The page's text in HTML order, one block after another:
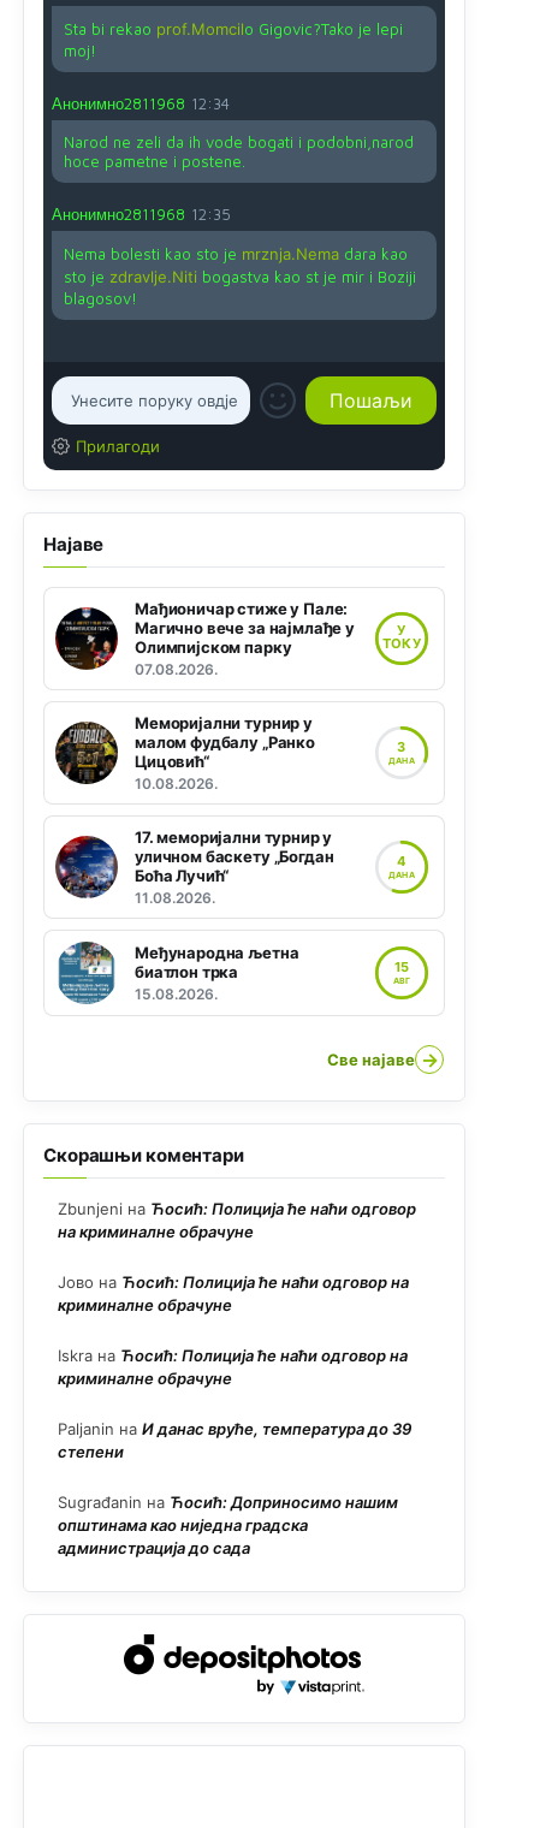
Sta bi rekao prof.Momcilo Gigovic?Tako je lepi
moj!
Анонимно2811968 12:34
Narod ne zeli da ih vode bogati i podobni,narod
hoce pametne i postene.
Анонимно2811968 12:35
Nema bolesti kao sto je mrznja.Nemadara kao
sto je zdravlje.Niti bogastva kao st je mir i Boziji
blagosov!
Прилагоди
Најаве
Мађионичар стиже у Пале:
Магично вече за најмлађе у
Олимпијском парку
07.08.2026.
У
ТОКУ
Меморијални турнир у
малом фудбалу „Ранко
Цицовић“
10.08.2026.
3
ДАНА
17. меморијални турнир у
уличном баскету „Богдан
Боћа Лучић“
11.08.2026.
4
ДАНА
Међународна љетна
биатлон трка
15.08.2026.
15
АВГ
Све најаве →
Скорашњи коментари
Zbunjeni на Ћосић: Полиција ће наћи одговор
на криминалне обрачуне
Јово на Ћосић: Полиција ће наћи одговор на
криминалне обрачуне
Iskra на Ћосић: Полиција ће наћи одговор на
криминалне обрачуне
Paljanin на И данас вруће, температура до 39
степени
Sugrađanin на Ћосић: Доприносимо нашим
општинама као ниједна градска
администрација до сада